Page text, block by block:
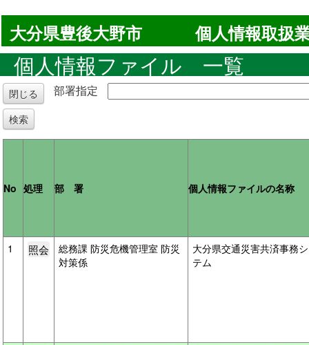
大分県豊後大野市 個人情報取扱
個人情報ファイル 一覧
閉じる 部署指定
検索
No 処理 部 署 個人情報ファイルの名称
1
総務課 防災危機管理室 防災
対策係
大分県交通災害共済事務
テム